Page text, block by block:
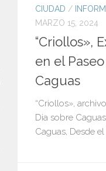
CIUDAD /
MARZO 15, 2024
“Criollos»,
en el
Caguas
“Criollos»,
Dia sobre
Caguas, Desde